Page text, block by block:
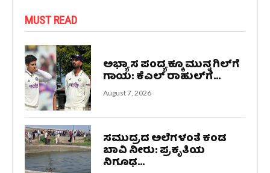
MUST READ
ಅಭ್ಯಾಸ ಪಂದ್ಯಕ್ಕೂ ಮುನ್ನ ಗಿಲ್‌ಗೆ
ಗಾಯ: ಕೆಎಲ್ ರಾಹುಲ್‌ಗೆ...
August 7, 2026
ಸಮುದ್ರದ ಅಲೆಗಳಂತೆ ಕಂಡ
ಬಾವಿ ನೀರು: ಪ್ರಕೃತಿಯ
ನಿಗೂಢ...